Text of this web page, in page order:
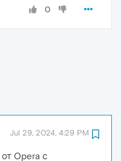
0
Jul 29, 2024, 4:29 PM
от Opera с